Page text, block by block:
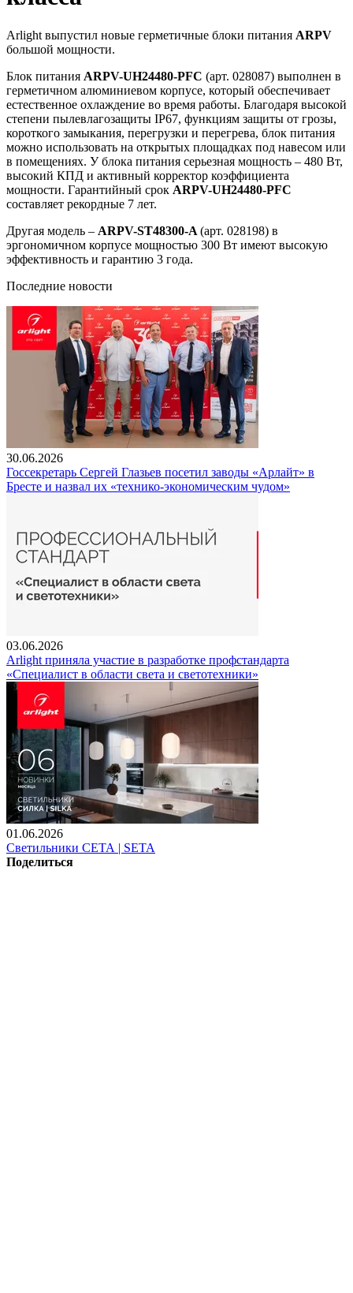
Arlight выпустил новые герметичные блоки питания ARPV
большой мощности.
Блок питания ARPV-UH24480-PFC (арт. 028087) выполнен в
герметичном алюминиевом корпусе, который обеспечивает
естественное охлаждение во время работы. Благодаря высокой
степени пылевлагозащиты IP67, функциям защиты от грозы,
короткого замыкания, перегрузки и перегрева, блок питания
можно использовать на открытых площадках под навесом или
в помещениях. У блока питания серьезная мощность – 480 Вт,
высокий КПД и активный корректор коэффициента
мощности. Гарантийный срок ARPV-UH24480-PFC
составляет рекордные 7 лет.
Другая модель – ARPV-ST48300-A (арт. 028198) в
эргономичном корпусе мощностью 300 Вт имеют высокую
эффективность и гарантию 3 года.
Последние новости
30.06.2026
Госсекретарь Сергей Глазьев посетил заводы «Арлайт» в
Бресте и назвал их «технико-экономическим чудом»
03.06.2026
Arlight приняла участие в разработке профстандарта
«Специалист в области света и светотехники»
01.06.2026
Светильники СЕТА | SETA
Поделиться